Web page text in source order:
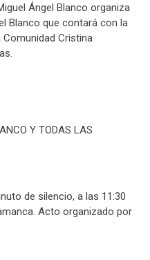
Ángel Blanco organiza
Blanco que contará con la
Cristina
Y TODAS LAS
de silencio, a las 11:30
Acto organizado por